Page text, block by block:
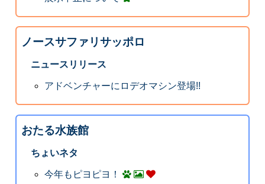
ノースサファリサッポロ
ニュースリリース
アドベンチャーにロデオマシン登場!!
おたる水族館
ちょいネタ
今年もピヨピヨ！